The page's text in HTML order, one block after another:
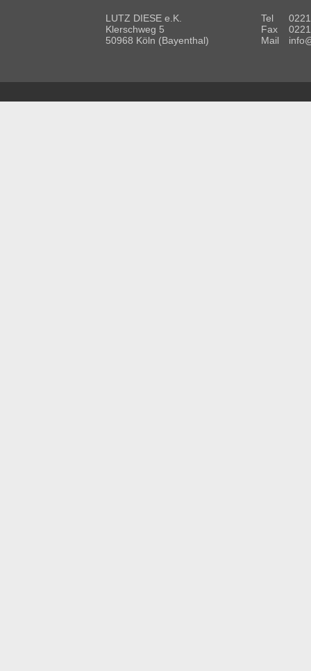
LUTZ DIESE e.K.
Klerschweg 5
50968 Köln (Bayenthal)
Tel
Fax
Mail